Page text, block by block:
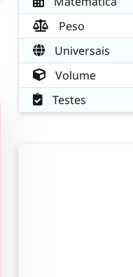
Peso
Universais
Volume
Testes